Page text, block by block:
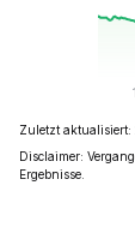
Zuletzt
Disclaimer:
Ergebnisse.